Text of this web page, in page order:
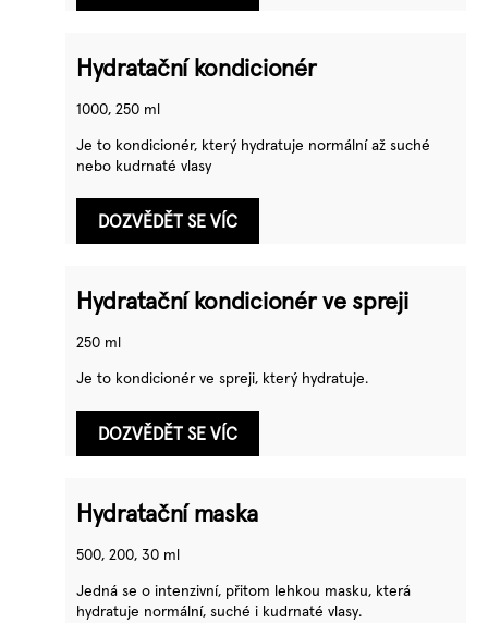
Hydratační kondicionér
1000, 250 ml
Je to kondicionér, který hydratuje normální až suché
nebo kudrnaté vlasy
DOZVĚDĚT SE VÍC
Hydratační kondicionér ve spreji
250 ml
Je to kondicionér ve spreji, který hydratuje.
DOZVĚDĚT SE VÍC
Hydratační maska
500, 200, 30 ml
Jedná se o intenzivní, přitom lehkou masku, která
hydratuje normální, suché i kudrnaté vlasy.